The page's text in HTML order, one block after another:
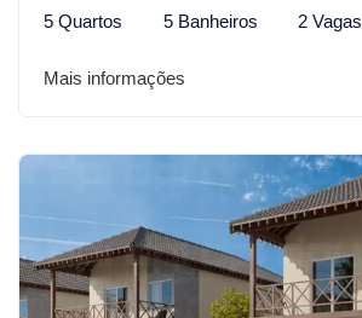
5 Quartos 5 Banheiros 2 Vagas
Mais informações